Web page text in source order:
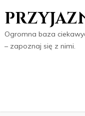
Ogromna baza
– zapoznaj się z nimi.